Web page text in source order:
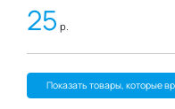
25 р.
Показать товары, которые